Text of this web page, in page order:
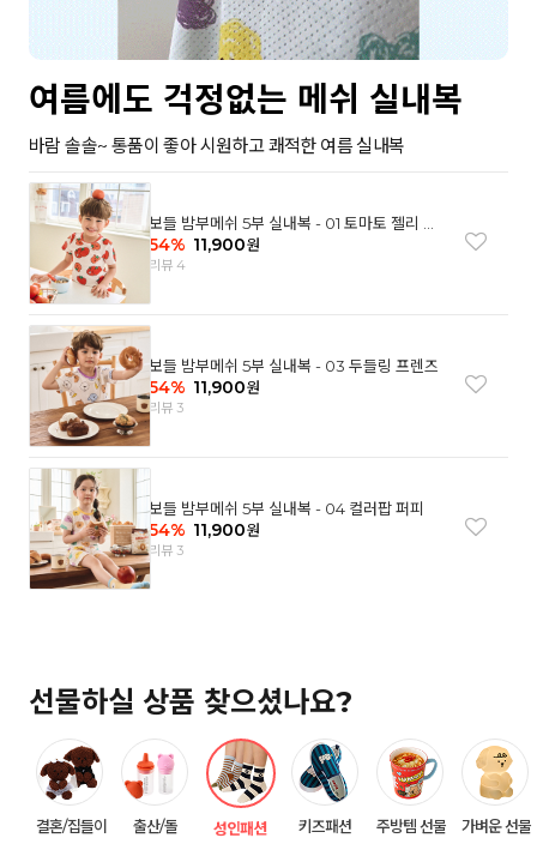
여름에도 걱정없는 메쉬 실내복
바람 솔솔~ 통품이 좋아 시원하고 쾌적한 여름 실내복
보들 밤부메쉬 5부 실내복 - 01 토마토 젤리 베
어
54% 11,900원
리뷰 4
보들 밤부메쉬 5부 실내복 - 03 두들링 프렌즈
54% 11,900원
리뷰 3
보들 밤부메쉬 5부 실내복 - 04 컬러팝 퍼피
54% 11,900원
리뷰 3
선물하실 상품 찾으셨나요?
결혼/집들이 출산/돌 성인패션 키즈패션 주방템 선물 가벼운 선물